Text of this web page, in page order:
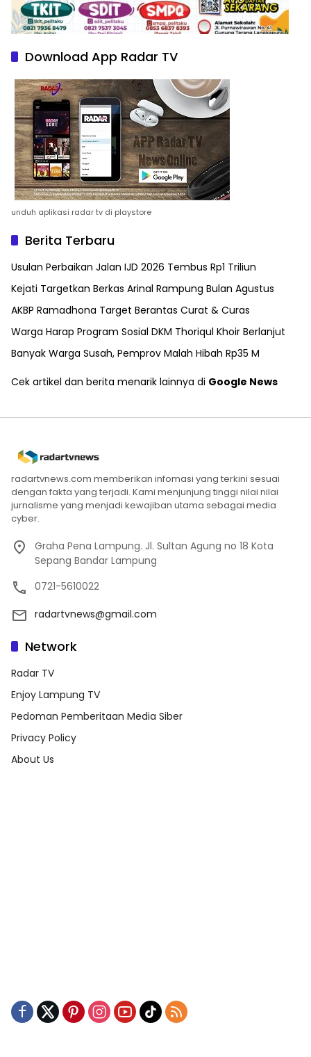
Download App Radar TV
unduh aplikasi radar tv di playstore
Berita Terbaru
Usulan Perbaikan Jalan IJD 2026 Tembus Rp1 Triliun
Kejati Targetkan Berkas Arinal Rampung Bulan Agustus
AKBP Ramadhona Target Berantas Curat & Curas
Warga Harap Program Sosial DKM Thoriqul Khoir Berlanjut
Banyak Warga Susah, Pemprov Malah Hibah Rp35 M
Cek artikel dan berita menarik lainnya di Google News
radartvnews.com memberikan infomasi yang terkini sesuai
dengan fakta yang terjadi. Kami menjunjung tinggi nilai nilai
jurnalisme yang menjadi kewajiban utama sebagai media
cyber.
Graha Pena Lampung. Jl. Sultan Agung no 18 Kota
Sepang Bandar Lampung
0721-5610022
radartvnews@gmail.com
Network
Radar TV
Enjoy Lampung TV
Pedoman Pemberitaan Media Siber
Privacy Policy
About Us